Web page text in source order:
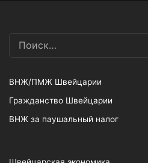
ВНЖ/ПМЖ Швейцарии
Гражданство Швейцарии
ВНЖ за паушальный налог